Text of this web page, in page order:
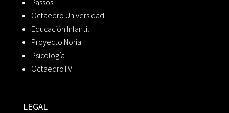
Octaedro Universidad
Educación Infantil
Proyecto Noria
Psicología
OctaedroTV
LEGAL